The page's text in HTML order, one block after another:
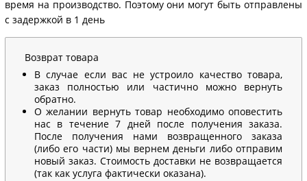
время на производство. Поэтому они могут быть отправлены
с задержкой в 1 день
Возврат товара
В случае если вас не устроило качество товара,
заказ полностью или частично можно вернуть
обратно.
О желании вернуть товар необходимо оповестить
нас в течение 7 дней после получения заказа.
После получения нами возвращенного заказа
(либо его части) мы вернем деньги либо отправим
новый заказ. Стоимость доставки не возвращается
(так как услуга фактически оказана).